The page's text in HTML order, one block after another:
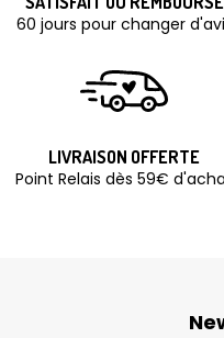
60 jours pour changer
LIVRAISON OFFERTE
Point Relais dès 59€